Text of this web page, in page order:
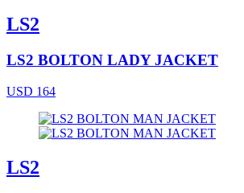
LS2
LS2 BOLTON LADY JACKET
USD 164
LS2